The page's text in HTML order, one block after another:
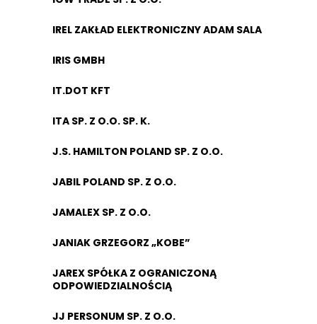
IREL ZAKŁAD ELEKTRONICZNY ADAM SALA
IRIS GMBH
IT.DOT KFT
ITA SP. Z O.O. SP. K.
J.S. HAMILTON POLAND SP. Z O.O.
JABIL POLAND SP. Z O.O.
JAMALEX SP. Z O.O.
JANIAK GRZEGORZ „KOBE”
JAREX SPÓŁKA Z OGRANICZONĄ
ODPOWIEDZIALNOŚCIĄ
JJ PERSONUM SP. Z O.O.